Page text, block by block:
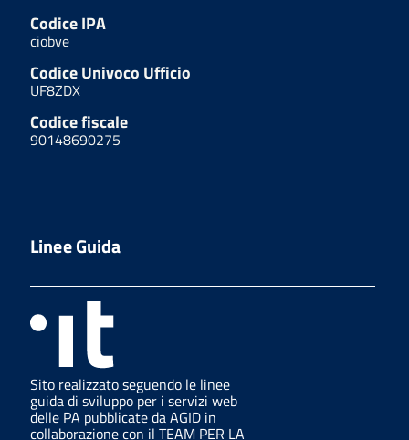
Codice IPA
ciobve
Codice Univoco Ufficio
UF8ZDX
Codice fiscale
90148690275
Linee Guida
Sito realizzato seguendo le linee
guida di sviluppo per i servizi web
delle PA pubblicate da AGID in
collaborazione con il TEAM PER LA